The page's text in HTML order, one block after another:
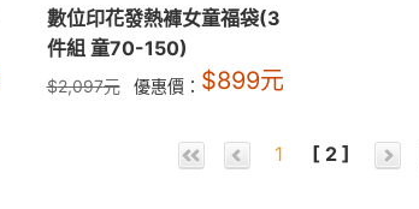
數位印花發熱褲女童福袋(3
件組 童70-150)
$2,097元 優惠價： $899元
1 [ 2 ]